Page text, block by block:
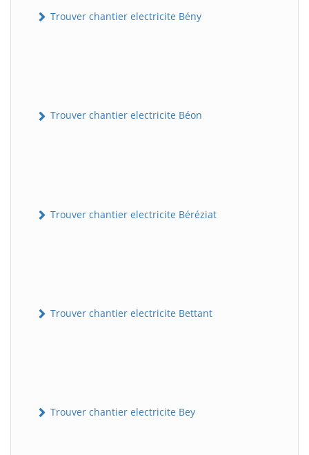
Trouver chantier electricite Bény
Trouver chantier electricite Béon
Trouver chantier electricite Béréziat
Trouver chantier electricite Bettant
Trouver chantier electricite Bey